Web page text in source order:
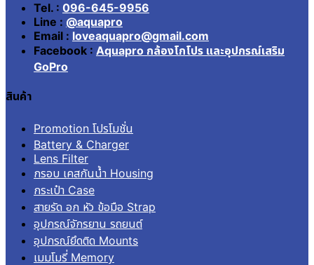
Tel. : 096-645-9956
Line : @aquapro
Email : loveaquapro@gmail.com
Facebook : Aquapro กล้องโกโปร และอุปกรณ์เสริม
GoPro
สินค้า
Promotion โปรโมชั่น
Battery & Charger
Lens Filter
กรอบ เคสกันน้ำ Housing
กระเป๋า Case
สายรัด อก หัว ข้อมือ Strap
อุปกรณ์จักรยาน รถยนต์
อุปกรณ์ยึดติด Mounts
เมมโมรี่ Memory